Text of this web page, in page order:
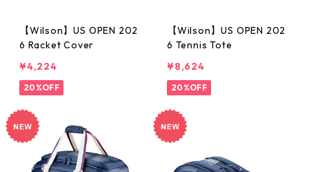
【Wilson】US OPEN 202
6 Racket Cover
¥4,224
20%OFF
【Wilson】US OPEN 202
6 Tennis Tote
¥8,624
20%OFF